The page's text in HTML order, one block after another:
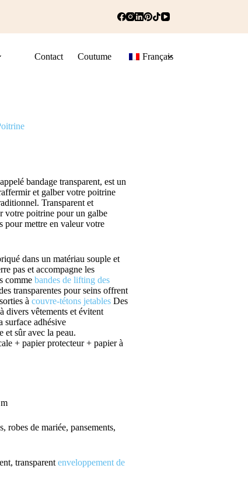
Contact Coutume Français
bandage transparent, est un
et galber votre poitrine
Transparent et
votre poitrine pour un galbe
pour mettre en valeur votre
dans un matériau souple et
pas et accompagne les
commebandes de lifting des
transparentes pour seins offrent
àcouvre-tétons jetables Des
divers vêtements et évitent
surface adhésive
et sûr avec la peau.
+ papier protecteur + papier à
robes de mariée, pansements,
transparentenveloppement de